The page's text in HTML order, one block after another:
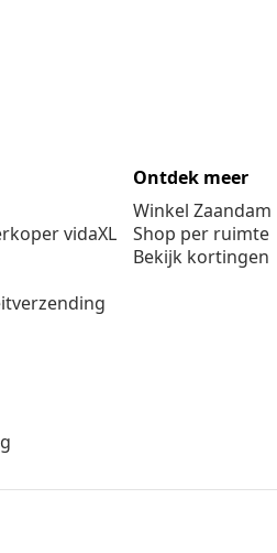
vidaXL
Ontdek meer
Winkel Zaandam
Shop per ruimte
Bekijk kortingen